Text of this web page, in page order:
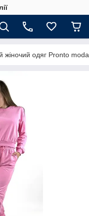
жіночий одяг Pronto